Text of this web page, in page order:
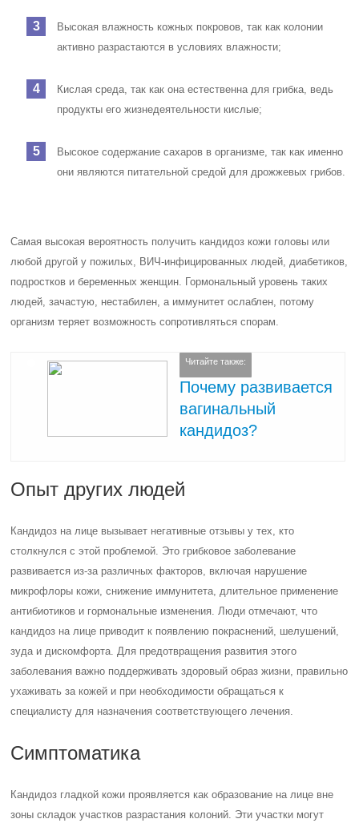
Высокая влажность кожных покровов, так как колонии
активно разрастаются в условиях влажности;
Кислая среда, так как она естественна для грибка, ведь
продукты его жизнедеятельности кислые;
Высокое содержание сахаров в организме, так как именно
они являются питательной средой для дрожжевых грибов.
Самая высокая вероятность получить кандидоз кожи головы или
любой другой у пожилых, ВИЧ-инфицированных людей, диабетиков,
подростков и беременных женщин. Гормональный уровень таких
людей, зачастую, нестабилен, а иммунитет ослаблен, потому
организм теряет возможность сопротивляться спорам.
Читайте также:
Почему развивается
вагинальный
кандидоз?
Опыт других людей
Кандидоз на лице вызывает негативные отзывы у тех, кто
столкнулся с этой проблемой. Это грибковое заболевание
развивается из-за различных факторов, включая нарушение
микрофлоры кожи, снижение иммунитета, длительное применение
антибиотиков и гормональные изменения. Люди отмечают, что
кандидоз на лице приводит к появлению покраснений, шелушений,
зуда и дискомфорта. Для предотвращения развития этого
заболевания важно поддерживать здоровый образ жизни, правильно
ухаживать за кожей и при необходимости обращаться к
специалисту для назначения соответствующего лечения.
Симптоматика
Кандидоз гладкой кожи проявляется как образование на лице вне
зоны складок участков разрастания колоний. Эти участки могут